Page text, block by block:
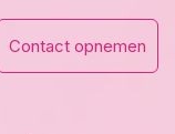
Contact opnemen